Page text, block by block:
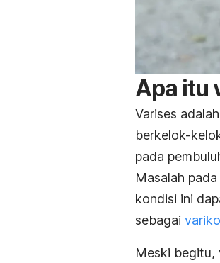
Apa itu
Varises
berkelok-
pada
Masalah
kondisi ini
sebagai
Meski begitu,